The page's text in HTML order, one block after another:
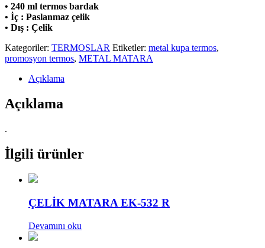
• 240 ml termos bardak
• İç : Paslanmaz çelik
• Dış : Çelik
Kategoriler: TERMOSLAR Etiketler: metal kupa termos,
promosyon termos, METAL MATARA
Açıklama
Açıklama
.
İlgili ürünler
ÇELİK MATARA EK-532 R
Devamını oku